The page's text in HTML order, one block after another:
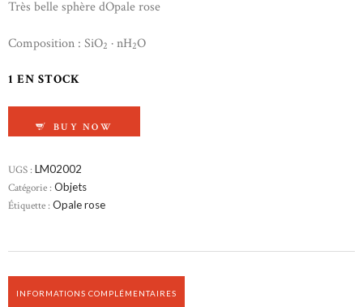
Très belle sphère dOpale rose
Composition : SiO2 · nH2O
1 EN STOCK
BUY NOW
UGS : LM02002
Catégorie : Objets
Étiquette : Opale rose
INFORMATIONS COMPLÉMENTAIRES